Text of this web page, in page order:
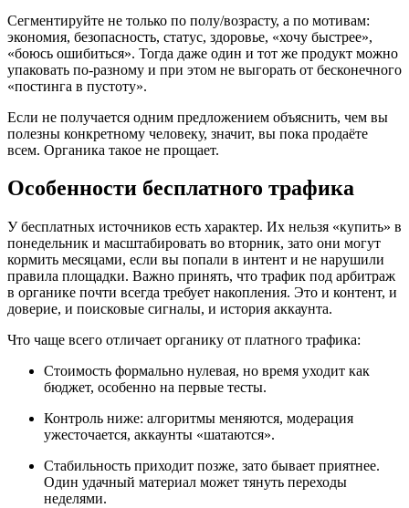
Сегментируйте не только по полу/возрасту, а по мотивам:
экономия, безопасность, статус, здоровье, «хочу быстрее»,
«боюсь ошибиться». Тогда даже один и тот же продукт можно
упаковать по-разному и при этом не выгорать от бесконечного
«постинга в пустоту».
Если не получается одним предложением объяснить, чем вы
полезны конкретному человеку, значит, вы пока продаёте
всем. Органика такое не прощает.
Особенности бесплатного трафика
У бесплатных источников есть характер. Их нельзя «купить» в
понедельник и масштабировать во вторник, зато они могут
кормить месяцами, если вы попали в интент и не нарушили
правила площадки. Важно принять, что трафик под арбитраж
в органике почти всегда требует накопления. Это и контент, и
доверие, и поисковые сигналы, и история аккаунта.
Что чаще всего отличает органику от платного трафика:
Стоимость формально нулевая, но время уходит как
бюджет, особенно на первые тесты.
Контроль ниже: алгоритмы меняются, модерация
ужесточается, аккаунты «шатаются».
Стабильность приходит позже, зато бывает приятнее.
Один удачный материал может тянуть переходы
неделями.